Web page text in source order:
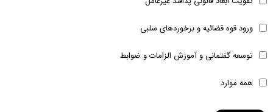
ورود قوه قضائیه و برخوردهای سلبی
توسعه گفتمانی و آموزش الزامات و ضوابط
همه موارد